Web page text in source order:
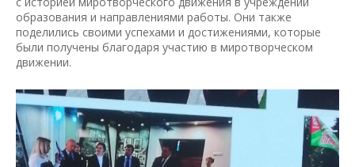
образования и направлениями работы. Они также
поделились своими успехами и достижениями, которые
были получены благодаря участию в миротворческом
движении.